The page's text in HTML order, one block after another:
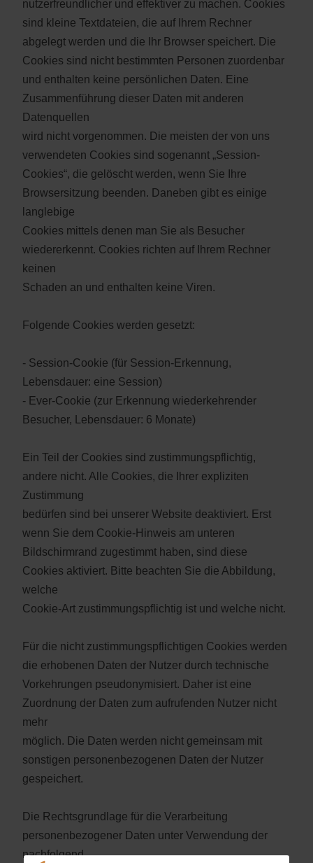
nutzerfreundlicher und effektiver zu machen. Cookies
sind kleine Textdateien, die auf Ihrem Rechner
abgelegt werden und die Ihr Browser speichert. Die
Cookies sind nicht bestimmten Personen zuordenbar
und enthalten keine persönlichen Daten. Eine
Zusammenführung dieser Daten mit anderen
Datenquellen
wird nicht vorgenommen. Die meisten der von uns
verwendeten Cookies sind sogenannt „Session-
Cookies“, die gelöscht werden, wenn Sie Ihre
Browsersitzung beenden. Daneben gibt es einige
langlebige
Cookies mittels denen man Sie als Besucher
wiedererkennt. Cookies richten auf Ihrem Rechner
keinen
Schaden an und enthalten keine Viren.
Folgende Cookies werden gesetzt:
- Session-Cookie (für Session-Erkennung,
Lebensdauer: eine Session)
- Ever-Cookie (zur Erkennung wiederkehrender
Besucher, Lebensdauer: 6 Monate)
Ein Teil der Cookies sind zustimmungspflichtig,
andere nicht. Alle Cookies, die Ihrer expliziten
Zustimmung
bedürfen sind bei unserer Website deaktiviert. Erst
wenn Sie dem Cookie-Hinweis am unteren
Bildschirmrand zugestimmt haben, sind diese
Cookies aktiviert. Bitte beachten Sie die Abbildung,
welche
Cookie-Art zustimmungspflichtig ist und welche nicht.
Für die nicht zustimmungspflichtigen Cookies werden
die erhobenen Daten der Nutzer durch technische
Vorkehrungen pseudonymisiert. Daher ist eine
Zuordnung der Daten zum aufrufenden Nutzer nicht
mehr
möglich. Die Daten werden nicht gemeinsam mit
sonstigen personenbezogenen Daten der Nutzer
gespeichert.
Die Rechtsgrundlage für die Verarbeitung
personenbezogener Daten unter Verwendung der
nachfolgend